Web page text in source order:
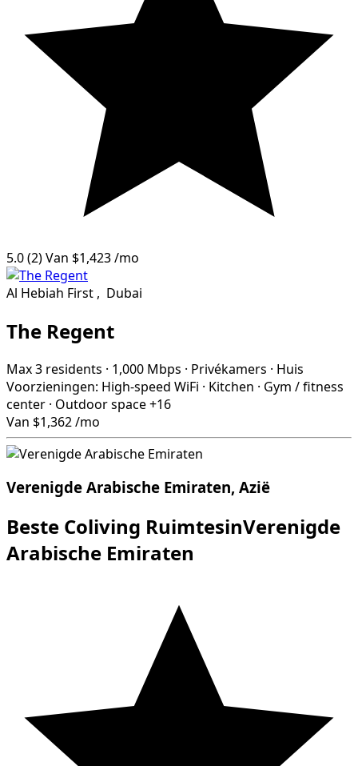
5.0(2)Van $1,423/mo
Al Hebiah First , Dubai
The Regent
Max 3 residents · 1,000 Mbps · Privékamers · Huis
Voorzieningen: High-speed WiFi · Kitchen · Gym / fitness
center · Outdoor space+16
Van $1,362/mo
Verenigde Arabische Emiraten, Azië
Beste Coliving RuimtesinVerenigde
Arabische Emiraten